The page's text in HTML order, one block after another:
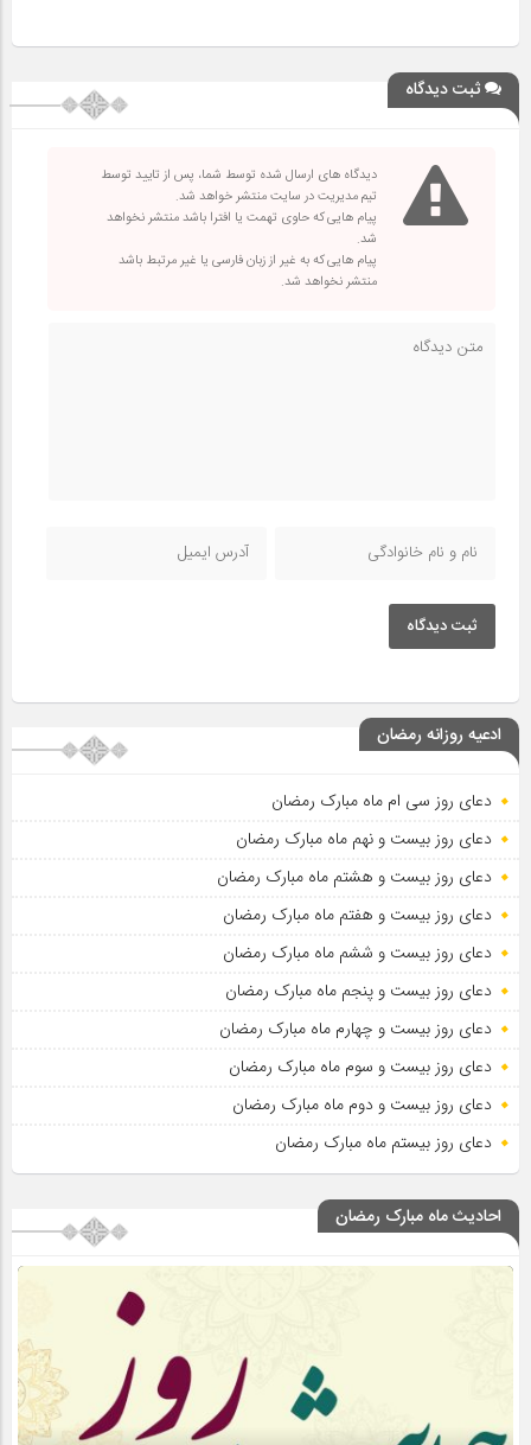
ثبت دیدگاه
دیدگاه های ارسال شده توسط شما، پس از تایید توسط
تیم مدیریت در سایت منتشر خواهد شد.
پیام هایی که حاوی تهمت یا افترا باشد منتشر نخواهد
شد.
پیام هایی که به غیر از زبان فارسی یا غیر مرتبط باشد
منتشر نخواهد شد.
ثبت دیدگاه
ادعیه روزانه رمضان
دعای روز سی ام ماه مبارک رمضان
دعای روز بیست و نهم ماه مبارک رمضان
دعای روز بیست و هشتم ماه مبارک رمضان
دعای روز بیست و هفتم ماه مبارک رمضان
دعای روز بیست و ششم ماه مبارک رمضان
دعای روز بیست و پنجم ماه مبارک رمضان
دعای روز بیست و چهارم ماه مبارک رمضان
دعای روز بیست و سوم ماه مبارک رمضان
دعای روز بیست و دوم ماه مبارک رمضان
دعای روز بیستم ماه مبارک رمضان
احادیث ماه مبارک رمضان